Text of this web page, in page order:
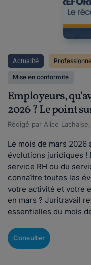
Actualité
Mise en conformité
Employeurs,
2026 ? Le point
Rédigé par Alice
Le mois de mars 2026
évolutions juridiques !
service RH ou du
connaître toutes les
votre activité et votre
en mars ? Juritravail
essentielles du mois
Consulter